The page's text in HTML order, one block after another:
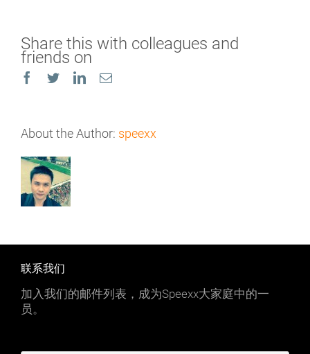
Share this with colleagues and
friends on
Facebook
TwitterLinkedInEmail
About the Author: speexx
联系我们
加入我们的邮件列表，成为Speexx大家庭中的一
员。